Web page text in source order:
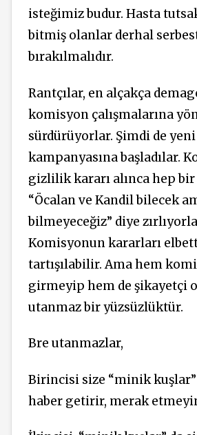
isteğimiz budur. Hasta
bitmiş olanlar derhal
bırakılmalıdır.
Rantçılar, en alçakça
komisyon çalışmalarına
sürdürüyorlar. Şimdi de
kampanyasına başladılar.
gizlilik kararı alınca hep bir
“Öcalan ve Kandil bilecek
bilmeyeceğiz” diye
Komisyonun kararları
tartışılabilir. Ama hem
girmeyip hem de şikayetçi
utanmaz bir yüzsüzlüktür.
Bre utanmazlar,
Birincisi size “minik kuşlar”
haber getirir, merak